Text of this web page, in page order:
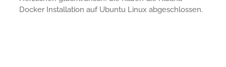
Docker Installation auf Ubuntu Linux abgeschlossen.